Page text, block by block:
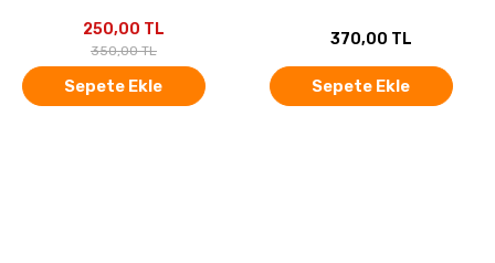
250,00 TL
350,00 TL
Sepete Ekle
370,00 TL
Sepete Ekle